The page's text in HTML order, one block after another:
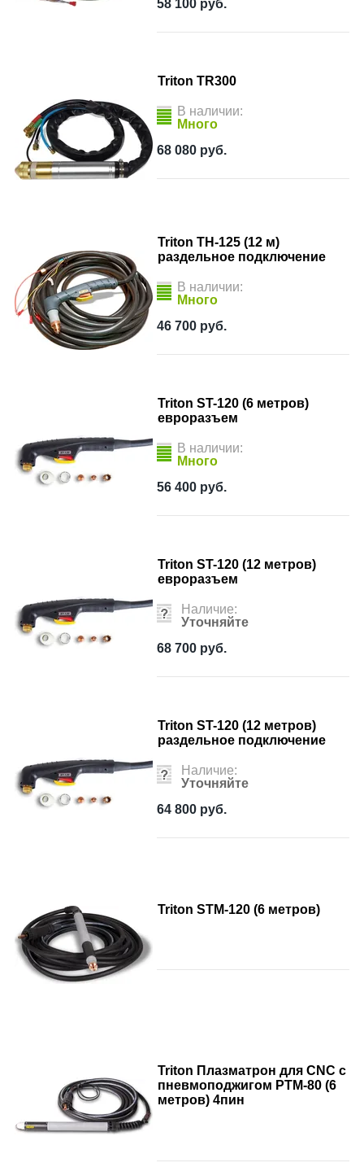
58 100 руб.
Triton TR300
В наличии:
Много
68 080 руб.
Triton TH-125 (12 м)
раздельное подключение
В наличии:
Много
46 700 руб.
Triton ST-120 (6 метров)
евроразъем
В наличии:
Много
56 400 руб.
Triton ST-120 (12 метров)
евроразъем
Наличие:
Уточняйте
68 700 руб.
Triton ST-120 (12 метров)
раздельное подключение
Наличие:
Уточняйте
64 800 руб.
Triton STM-120 (6 метров)
Triton Плазматрон для CNC с
пневмоподжигом PTM-80 (6
метров) 4пин